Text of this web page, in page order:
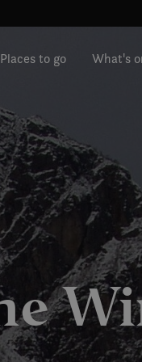
Places to go What's